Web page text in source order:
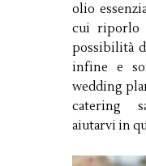
olio
cui riporlo
possibilità
infine e
wedding
catering
aiutarvi in